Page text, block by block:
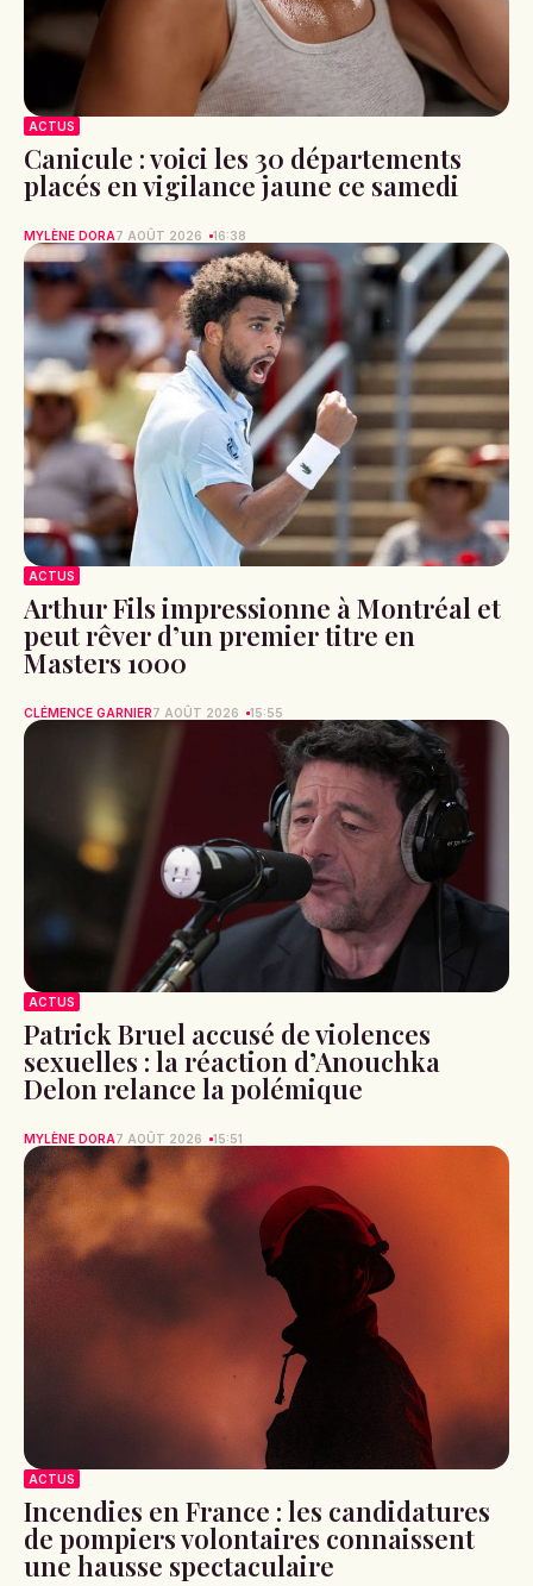
ACTUS
Canicule : voici les 30 départements
placés en vigilance jaune ce samedi
MYLÈNE DORA7 AOÛT 2026 16:38
ACTUS
Arthur Fils impressionne à Montréal et
peut rêver d’un premier titre en
Masters 1000
CLÉMENCE GARNIER7 AOÛT 2026 15:55
ACTUS
Patrick Bruel accusé de violences
sexuelles : la réaction d’Anouchka
Delon relance la polémique
MYLÈNE DORA7 AOÛT 2026 15:51
ACTUS
Incendies en France : les candidatures
de pompiers volontaires connaissent
une hausse spectaculaire